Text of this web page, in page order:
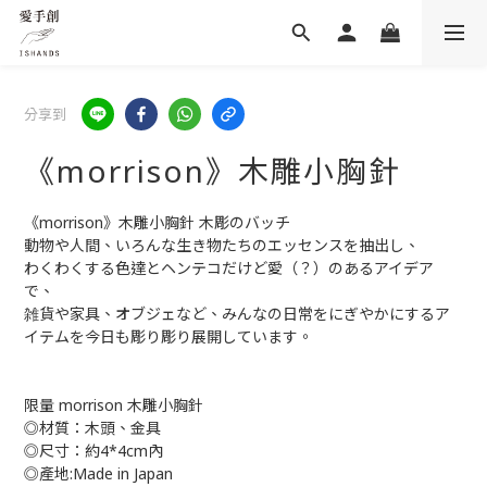
分享到
《morrison》木雕小胸針
《morrison》木雕小胸針 木彫のバッチ
動物や人間、いろんな生き物たちのエッセンスを抽出し、
わくわくする色達とヘンテコだけど愛（？）のあるアイデア
で、
雑貨や家具、オブジェなど、みんなの日常をにぎやかにするア
イテムを今日も彫り彫り展開しています。
限量 morrison 木雕小胸針
◎材質：木頭、金具
◎尺寸：約4*4cm內
◎產地:Made in Japan